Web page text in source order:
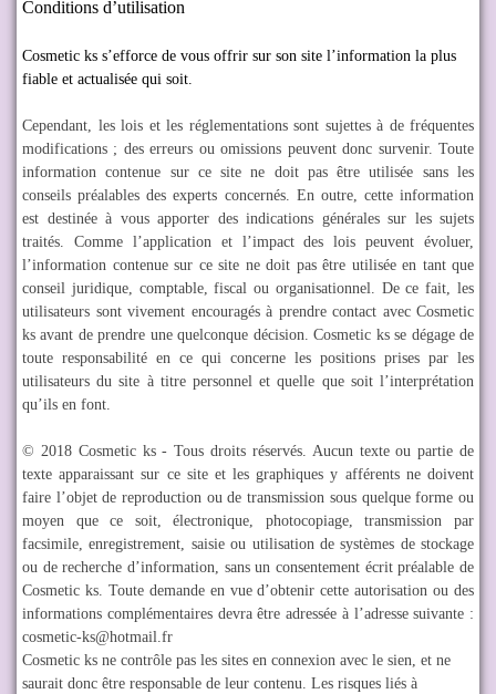
Conditions d’utilisation
Cosmetic ks s’efforce de vous offrir sur son site l’information la plus
fiable et actualisée qui soit.
Cependant, les lois et les réglementations sont sujettes à de fréquentes
modifications ; des erreurs ou omissions peuvent donc survenir. Toute
information contenue sur ce site ne doit pas être utilisée sans les
conseils préalables des experts concernés. En outre, cette information
est destinée à vous apporter des indications générales sur les sujets
traités. Comme l’application et l’impact des lois peuvent évoluer,
l’information contenue sur ce site ne doit pas être utilisée en tant que
conseil juridique, comptable, fiscal ou organisationnel. De ce fait, les
utilisateurs sont vivement encouragés à prendre contact avec Cosmetic
ks avant de prendre une quelconque décision. Cosmetic ks se dégage de
toute responsabilité en ce qui concerne les positions prises par les
utilisateurs du site à titre personnel et quelle que soit l’interprétation
qu’ils en font.
© 2018 Cosmetic ks - Tous droits réservés. Aucun texte ou partie de
texte apparaissant sur ce site et les graphiques y afférents ne doivent
faire l’objet de reproduction ou de transmission sous quelque forme ou
moyen que ce soit, électronique, photocopiage, transmission par
facsimile, enregistrement, saisie ou utilisation de systèmes de stockage
ou de recherche d’information, sans un consentement écrit préalable de
Cosmetic ks. Toute demande en vue d’obtenir cette autorisation ou des
informations complémentaires devra être adressée à l’adresse suivante :
cosmetic-ks@hotmail.fr
Cosmetic ks ne contrôle pas les sites en connexion avec le sien, et ne
saurait donc être responsable de leur contenu. Les risques liés à